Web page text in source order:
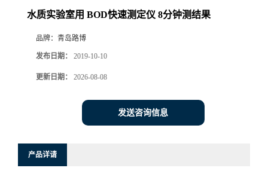
厅
水质实验室用 BOD快速测定仪 8分钟测结果
品牌： 青岛路博
发布日期： 2019-10-10
更新日期： 2026-08-08
发送咨询信息
产品详请